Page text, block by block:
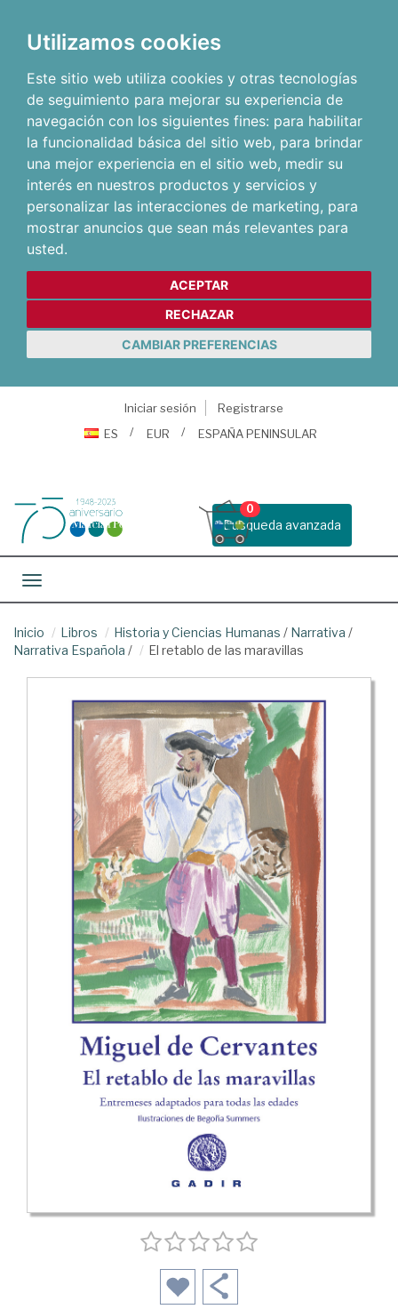
Utilizamos cookies
Este sitio web utiliza cookies y otras tecnologías
de seguimiento para mejorar su experiencia de
navegación con los siguientes fines: para habilitar
la funcionalidad básica del sitio web, para brindar
una mejor experiencia en el sitio web, medir su
interés en nuestros productos y servicios y
personalizar las interacciones de marketing, para
mostrar anuncios que sean más relevantes para
usted.
ACEPTAR
RECHAZAR
CAMBIAR PREFERENCIAS
Iniciar sesión
Registrarse
ES
EUR ESPAÑA PENINSULAR
Busqueda avanzada
0
Toggle navigation
Inicio Libros Historia y Ciencias Humanas / Narrativa /
Narrativa Española / El retablo de las maravillas